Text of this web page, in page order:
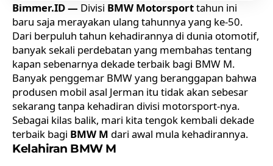
Bimmer.ID — Divisi BMW Motorsporttahun ini
baru saja merayakan ulang tahunnya yang ke-50.
Dari berpuluh tahun kehadirannya di dunia otomotif,
banyak sekali perdebatan yang membahas tentang
kapan sebenarnya dekade terbaik bagi BMW M.
Banyak penggemar BMW yang beranggapan bahwa
produsen mobil asal Jerman itu tidak akan sebesar
sekarang tanpa kehadiran divisi motorsport-nya.
Sebagai kilas balik, mari kita tengok kembali dekade
terbaik bagi BMW M dari awal mula kehadirannya.
Kelahiran BMW M